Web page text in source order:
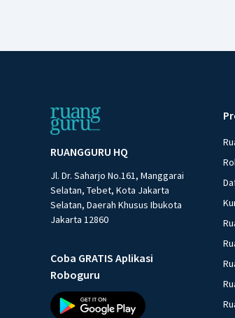
RUANGGURU HQ
Jl. Dr. Saharjo No.161, Manggarai
Selatan, Tebet, Kota Jakarta
Selatan, Daerah Khusus Ibukota
Jakarta 12860
Coba GRATIS Aplikasi
Roboguru